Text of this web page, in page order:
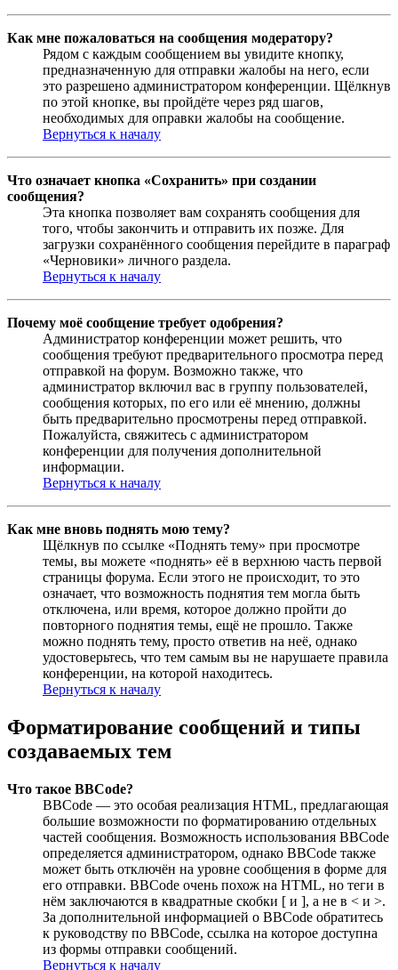
Как мне пожаловаться на сообщения модератору?
Рядом с каждым сообщением вы увидите кнопку,
предназначенную для отправки жалобы на него, если
это разрешено администратором конференции. Щёлкнув
по этой кнопке, вы пройдёте через ряд шагов,
необходимых для оправки жалобы на сообщение.
Вернуться к началу
Что означает кнопка «Сохранить» при создании
сообщения?
Эта кнопка позволяет вам сохранять сообщения для
того, чтобы закончить и отправить их позже. Для
загрузки сохранённого сообщения перейдите в параграф
«Черновики» личного раздела.
Вернуться к началу
Почему моё сообщение требует одобрения?
Администратор конференции может решить, что
сообщения требуют предварительного просмотра перед
отправкой на форум. Возможно также, что
администратор включил вас в группу пользователей,
сообщения которых, по его или её мнению, должны
быть предварительно просмотрены перед отправкой.
Пожалуйста, свяжитесь с администратором
конференции для получения дополнительной
информации.
Вернуться к началу
Как мне вновь поднять мою тему?
Щёлкнув по ссылке «Поднять тему» при просмотре
темы, вы можете «поднять» её в верхнюю часть первой
страницы форума. Если этого не происходит, то это
означает, что возможность поднятия тем могла быть
отключена, или время, которое должно пройти до
повторного поднятия темы, ещё не прошло. Также
можно поднять тему, просто ответив на неё, однако
удостоверьтесь, что тем самым вы не нарушаете правила
конференции, на которой находитесь.
Вернуться к началу
Форматирование сообщений и типы
создаваемых тем
Что такое BBCode?
BBCode — это особая реализация HTML, предлагающая
большие возможности по форматированию отдельных
частей сообщения. Возможность использования BBCode
определяется администратором, однако BBCode также
может быть отключён на уровне сообщения в форме для
его отправки. BBCode очень похож на HTML, но теги в
нём заключаются в квадратные скобки [ и ], а не в < и >.
За дополнительной информацией о BBCode обратитесь
к руководству по BBCode, ссылка на которое доступна
из формы отправки сообщений.
Вернуться к началу